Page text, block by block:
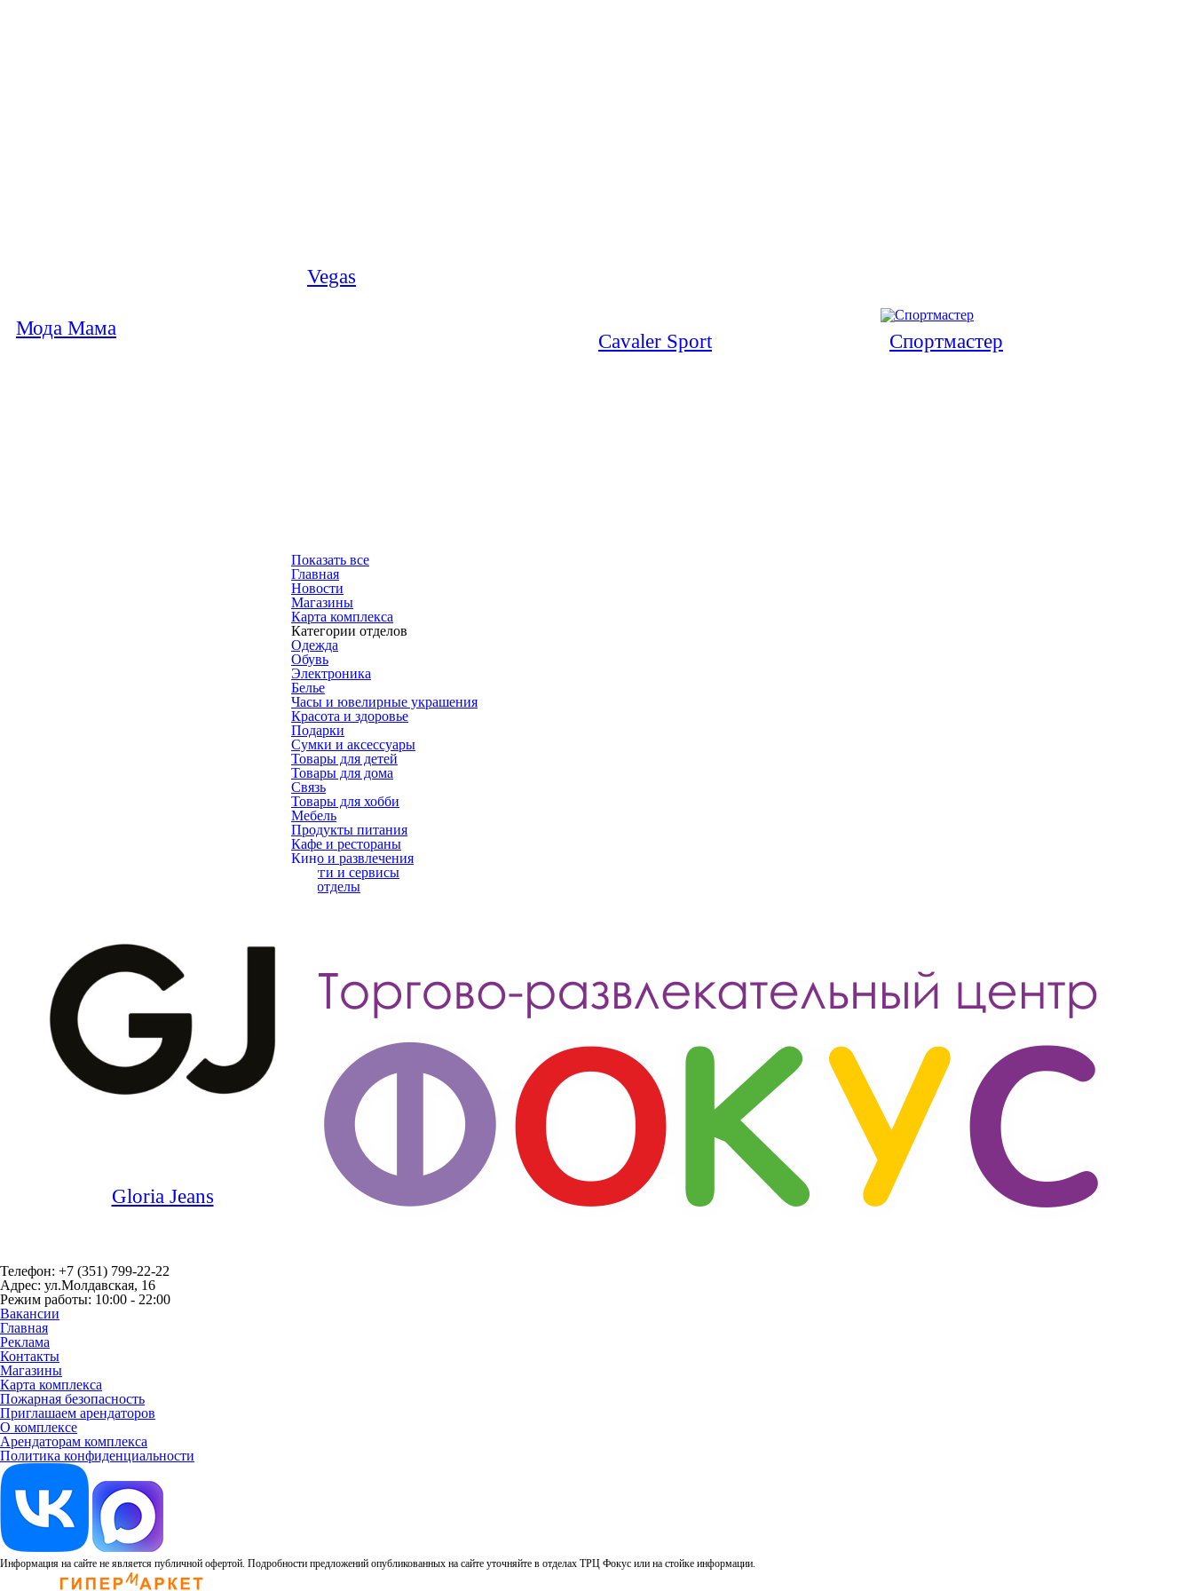
Мода Мама
Vegas
Cavaler Sport Спортмастер
Gloria Jeans
Показать все
Главная
Новости
Магазины
Карта комплекса
Категории отделов
Одежда
Обувь
Электроника
Белье
Часы и ювелирные украшения
Красота и здоровье
Подарки
Сумки и аксессуары
Товары для детей
Товары для дома
Связь
Товары для хобби
Мебель
Продукты питания
Кафе и рестораны
Кино и развлечения
Услуги и сервисы
Все отделы
Телефон: +7 (351) 799-22-22
Адрес: ул.Молдавская, 16
Режим работы: 10:00 - 22:00
Вакансии
Главная
Реклама
Контакты
Магазины
Карта комплекса
Пожарная безопасность
Приглашаем арендаторов
О комплексе
Арендаторам комплекса
Политика конфиденциальности
Информация на сайте не является публичной офертой. Подробности предложений опубликованных на сайте уточняйте в отделах ТРЦ Фокус или на стойке информации.